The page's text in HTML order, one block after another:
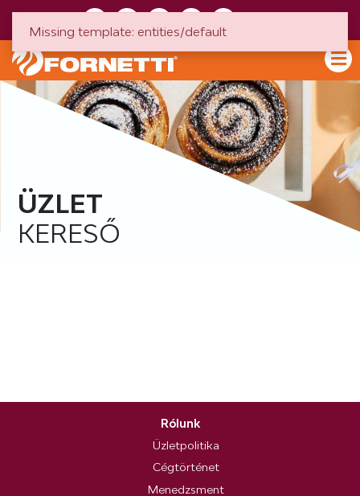
ÜZLET
KERESŐ
Rólunk
Üzletpolitika
Cégtörténet
Menedzsment
Missing template: entities/default